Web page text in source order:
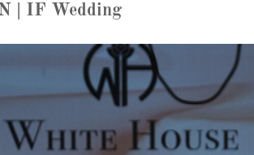
| IF Wedding